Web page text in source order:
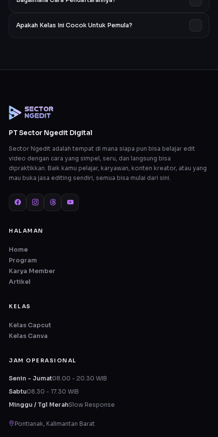
mendapatkan akses ke video pembelajaran yang bisa
Zoom dan grup pendampingan untuk diskusi serta tanya
pembayaran, dan konfirmasi pembayaran. Setelah itu, Anda
Apakah Kelas Ini Cocok Untuk Pemula?
PT Sector Ngedit Digital
Sector Ngedit adalah tempat di mana siapa pun bisa belajar edit
video dengan cara yang simpel, seru, dan langsung bisa
dipraktikkan. Baik kamu pelajar, karyawan, konten kreator, atau yang
mau buka jasa editing sendiri, semua bisa mulai dari sini.
HALAMAN
Home
Program
Karya Member
Artikel
KELAS
Kelas Capcut
Kelas Canva
JAM OPERASIONAL
Senin - Jumat08.00 - 20.30 WIB
Sabtu08.30 - 17.30 WIB
Minggu / Tgl MerahSlow Response
Pontianak, Kalimantan Barat